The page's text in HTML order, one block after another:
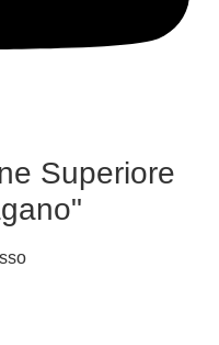
Superiore